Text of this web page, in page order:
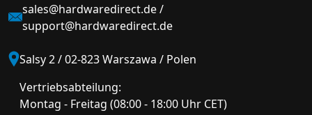
sales@hardwaredirect.de/
support@hardwaredirect.de
Salsy 2 / 02-823 Warszawa / Polen
Vertriebsabteilung:
Montag - Freitag (08:00 - 18:00 Uhr CET)